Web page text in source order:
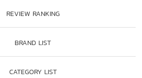
REVIEW RANKING
BRAND LIST
CATEGORY LIST